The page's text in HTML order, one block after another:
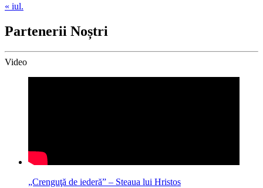
« iul.
Partenerii Noștri
Video
„Crenguţă de iederă” – Steaua lui Hristos